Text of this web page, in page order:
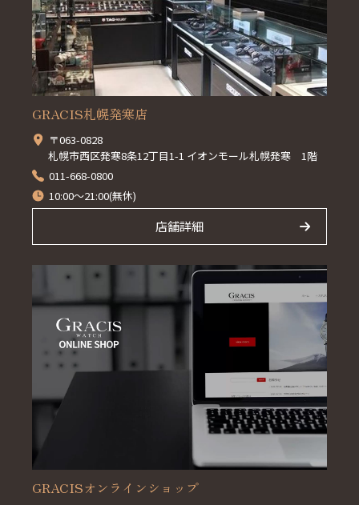
GRACIS札幌発寒店
〒063-0828
札幌市西区発寒8条12丁目1-1 イオンモール札幌発寒 1階
011-668-0800
10:00～21:00(無休)
店舗詳細
GRACISオンラインショップ